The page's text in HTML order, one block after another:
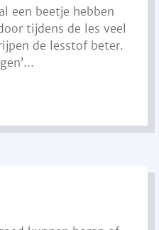
een beetje hebben
tijdens de les veel
de lesstof beter.